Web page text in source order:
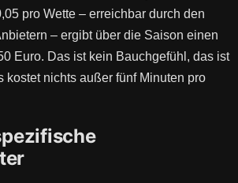
pro Wette – erreichbar durch den
– ergibt über die Saison einen
Euro. Das ist kein Bauchgefühl, das ist
kostet nichts außer fünf Minuten pro